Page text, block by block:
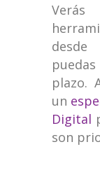
Verás
plazo.
un
Digital
son